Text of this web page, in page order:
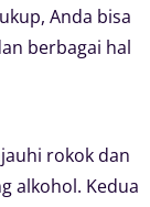
Anda bisa
berbagai hal
rokok dan
alkohol. Kedua